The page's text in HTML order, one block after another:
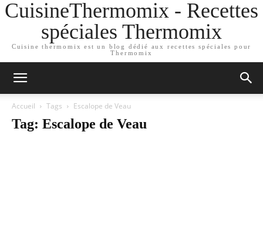
CuisineThermomix - Recettes
spéciales Thermomix
Cuisine thermomix est un blog dédié aux recettes spéciales pour
Thermomix
Accueil Tags Escalope de Veau
Tag: Escalope de Veau